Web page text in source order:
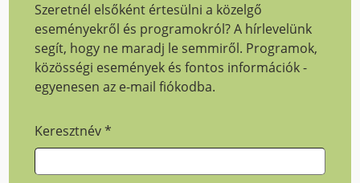
Szeretnél elsőként értesülni a közelgő
eseményekről és programokról? A hírlevelünk
segít, hogy ne maradj le semmiről. Programok,
közösségi események és fontos információk -
egyenesen az e-mail fiókodba.
Keresztnév*